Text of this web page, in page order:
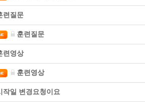
련질문
훈련질문
련영상
훈련영상
작일 변경요청이요